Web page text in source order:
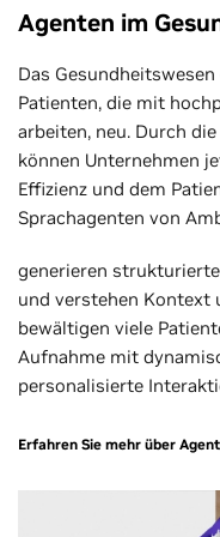
Agenten im
Das
Patienten, die mit
arbeiten, neu. Durch
können Unternehmen
Effizienz und dem
Sprachagenten von
generieren
und verstehen Kontext
bewältigen viele
Aufnahme mit
personalisierte
Erfahren Sie mehr über